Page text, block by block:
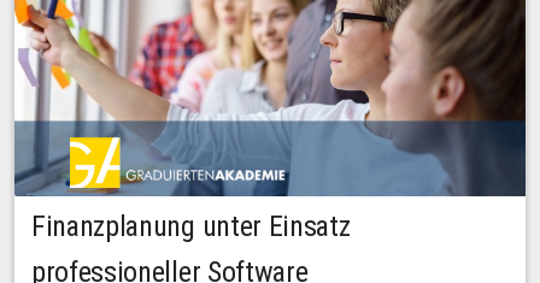
Finanzplanung unter Einsatz
professioneller Software